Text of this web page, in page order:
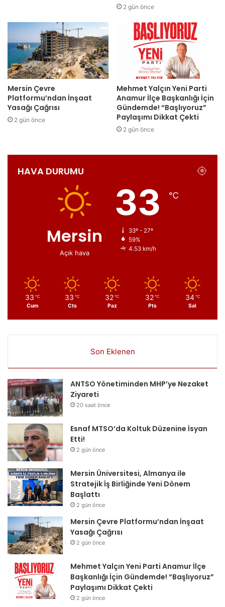
2 gün önce
Mersin Çevre
Platformu’ndan İnşaat
Yasağı Çağrısı
2 gün önce
Mehmet Yalçın Yeni Parti
Anamur İlçe Başkanlığı İçin
Gündemde! “Başlıyoruz”
Paylaşımı Dikkat Çekti
2 gün önce
HAVA DURUMU
Mersin
Açık hava
33 ℃
33º - 27º
59%
4.53 km/h
33 ℃
Cum
33 ℃
Cts
32 ℃
Paz
32 ℃
Pts
34 ℃
Sal
Son Eklenen
ANTSO Yönetiminden MHP’ye Nezaket
Ziyareti
20 saat önce
Esnaf MTSO’da Koltuk Düzenine İsyan
Etti!
2 gün önce
Mersin Üniversitesi, Almanya ile
Stratejik İş Birliğinde Yeni Dönem
Başlattı
2 gün önce
Mersin Çevre Platformu’ndan İnşaat
Yasağı Çağrısı
2 gün önce
Mehmet Yalçın Yeni Parti Anamur İlçe
Başkanlığı İçin Gündemde! “Başlıyoruz”
Paylaşımı Dikkat Çekti
2 gün önce